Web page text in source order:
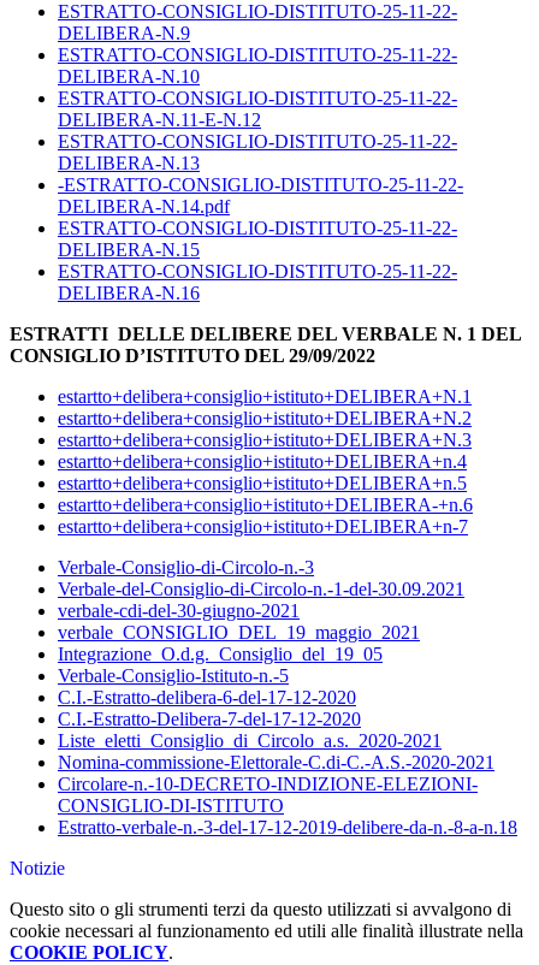
ESTRATTO-CONSIGLIO-DISTITUTO-25-11-22-
DELIBERA-N.9
ESTRATTO-CONSIGLIO-DISTITUTO-25-11-22-
DELIBERA-N.10
ESTRATTO-CONSIGLIO-DISTITUTO-25-11-22-
DELIBERA-N.11-E-N.12
ESTRATTO-CONSIGLIO-DISTITUTO-25-11-22-
DELIBERA-N.13
-ESTRATTO-CONSIGLIO-DISTITUTO-25-11-22-
DELIBERA-N.14.pdf
ESTRATTO-CONSIGLIO-DISTITUTO-25-11-22-
DELIBERA-N.15
ESTRATTO-CONSIGLIO-DISTITUTO-25-11-22-
DELIBERA-N.16
ESTRATTI DELLE DELIBERE DEL VERBALE N. 1 DEL
CONSIGLIO D’ISTITUTO DEL 29/09/2022
estartto+delibera+consiglio+istituto+DELIBERA+N.1
estartto+delibera+consiglio+istituto+DELIBERA+N.2
estartto+delibera+consiglio+istituto+DELIBERA+N.3
estartto+delibera+consiglio+istituto+DELIBERA+n.4
estartto+delibera+consiglio+istituto+DELIBERA+n.5
estartto+delibera+consiglio+istituto+DELIBERA-+n.6
estartto+delibera+consiglio+istituto+DELIBERA+n-7
Verbale-Consiglio-di-Circolo-n.-3
Verbale-del-Consiglio-di-Circolo-n.-1-del-30.09.2021
verbale-cdi-del-30-giugno-2021
verbale_CONSIGLIO_DEL_19_maggio_2021
Integrazione_O.d.g._Consiglio_del_19_05
Verbale-Consiglio-Istituto-n.-5
C.I.-Estratto-delibera-6-del-17-12-2020
C.I.-Estratto-Delibera-7-del-17-12-2020
Liste_eletti_Consiglio_di_Circolo_a.s._2020-2021
Nomina-commissione-Elettorale-C.di-C.-A.S.-2020-2021
Circolare-n.-10-DECRETO-INDIZIONE-ELEZIONI-
CONSIGLIO-DI-ISTITUTO
Estratto-verbale-n.-3-del-17-12-2019-delibere-da-n.-8-a-n.18
Notizie
Questo sito o gli strumenti terzi da questo utilizzati si avvalgono di
cookie necessari al funzionamento ed utili alle finalità illustrate nella
COOKIE POLICY.